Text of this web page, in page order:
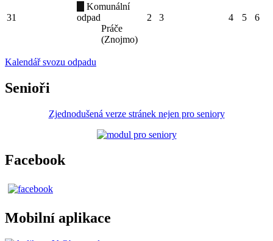
31
Komunální
odpad
Práče
(Znojmo)
2 3 4 5 6
Kalendář svozu odpadu
Senioři
Zjednodušená verze stránek nejen pro seniory
Facebook
Mobilní aplikace